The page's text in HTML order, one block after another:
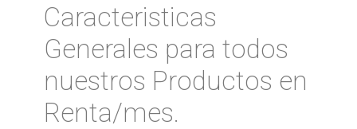
Caracteristicas
Generales para todos
nuestros Productos en
Renta/mes.